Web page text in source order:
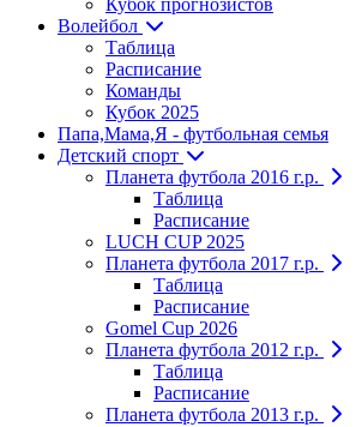
Кубок прогнозистов
Волейбол
Таблица
Расписание
Команды
Кубок 2025
Папа,Мама,Я - футбольная семья
Детский спорт
Планета футбола 2016 г.р.
Таблица
Расписание
LUCH CUP 2025
Планета футбола 2017 г.р.
Таблица
Расписание
Gomel Cup 2026
Планета футбола 2012 г.р.
Таблица
Расписание
Планета футбола 2013 г.р.